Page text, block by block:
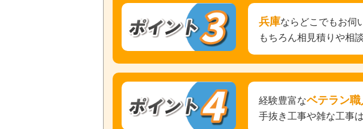
兵庫ならどこでもお伺
もちろん相見積りや相
経験豊富なベテラン
手抜き工事や雑な工事